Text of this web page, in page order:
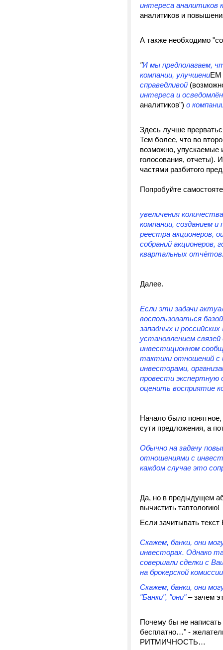
интереса аналитиков
аналитиков и
А также необходимо
"И мы предполагаем,
компании, улучшениЕМ
справедливой
интереса и
аналитиков") о
Здесь лучше
Тем более, что во
возможно, упускаемые
голосования, отчеты).
частями разбитого
Попробуйте
увеличения
компании, созданием
реестра акционеров,
собраний акционеров,
квартальных
Далее.
Если эти задачи
воспользоваться
западных и
установлением
инвестиционном
тактики отношений с
инвесторами,
провести экспертную
оценить восприятие
Начало было понятное,
сути предложения, а
Обычно на задачу
отношениями с
каждом случае это
Да, но в предыдущем
вычистить тавтологию!
Если зачитывать
Скажем, банки, они
инвесторах. Однако
совершали сделки с
на брокерской
Скажем, банки, они
"Банки", "они"– зачем
Почему бы не
бесплатно…" -
РИТМИЧНОСТЬ…